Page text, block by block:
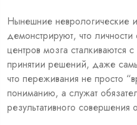
Нынешние неврологические
демонстрируют, что
центров мозга сталкиваются
принятии решений, даже
что переживания не просто
пониманию, а служат
результативного